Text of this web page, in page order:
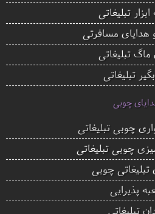
تبلیغاتی
هدایای مسافرتی
ماگ تبلیغاتی
تبلیغاتی
چوبی
چوبی تبلیغاتی
چوبی تبلیغاتی
تبلیغاتی چوبی
پذیرایی
تبلیغاتی